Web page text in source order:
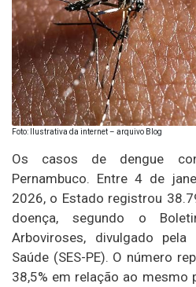
Foto: Ilustrativa da internet – arquivo Blog
Os casos de dengue
Pernambuco. Entre 4 de
2026, o Estado registrou
doença, segundo o
Arboviroses, divulgado
Saúde (SES-PE). O número
38,5% em relação ao mesmo